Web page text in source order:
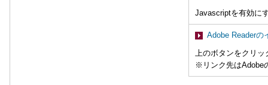
Javascriptを有効に
Adobe Readerの
上のボタンをクリッ
※リンク先はAdobe